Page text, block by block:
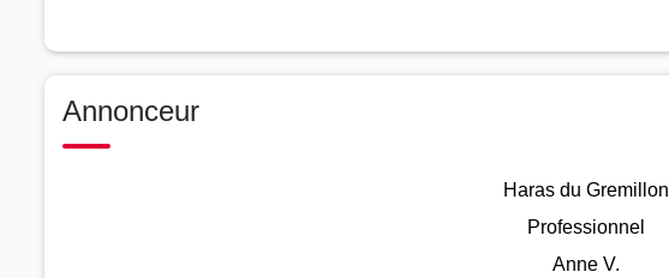
Annonceur
Haras du Gremillon
Professionnel
Anne V.